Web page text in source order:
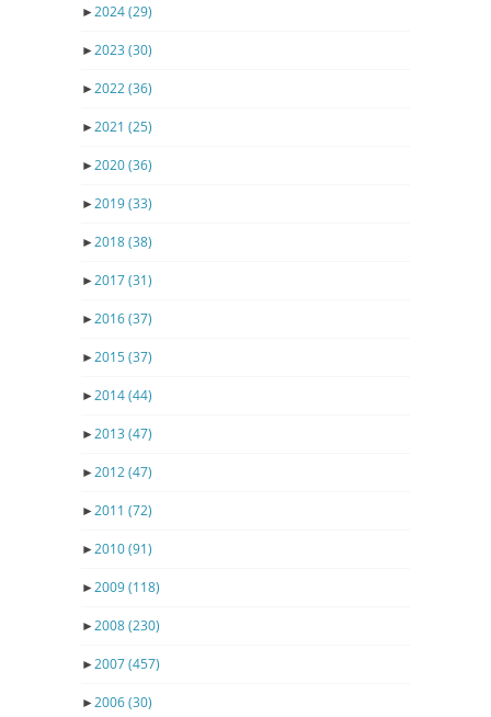
►2024(29)
►2023 (30)
►2022(36)
►2021 (25)
►2020(36)
►2019(33)
►2018(38)
►2017(31)
►2016(37)
►2015(37)
►2014(44)
►2013 (47)
►2012(47)
►2011 (72)
►2010(91)
►2009(118)
►2008(230)
►2007(457)
►2006(30)